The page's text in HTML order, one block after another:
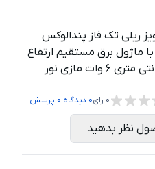
ریلی تک فاز پندالوکس
ماژول برق مستقیم ارتفاع
0 رای0 دیدگاه،0 پرسش
نظر بدهید